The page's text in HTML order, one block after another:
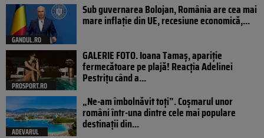
GANDUL.RO
Sub guvernarea Bolojan, România are cea mai
mare inflație din UE, recesiune economică,...
PROSPORT.RO
GALERIE FOTO. Ioana Tamaş, apariție
fermecătoare pe plajă! Reacția Adelinei
Pestrițu când a...
ADEVARUL
„Ne-am îmbolnăvit toți”. Coșmarul unor
români într-una dintre cele mai populare
destinații din...